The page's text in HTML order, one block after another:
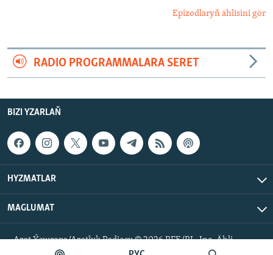
Epizodlaryň ählisini gör
RADIO PROGRAMMALARA SERET
BIZI YZARLAŇ
HYZMATLAR
MAGLUMAT
Azat Ýewropa/Azatlyk Radiosy © 2026 RFE/RL, Inc. Ähli
hukuklar goralan.